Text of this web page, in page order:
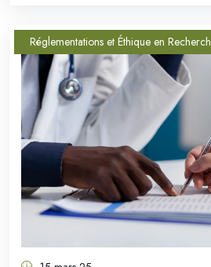
Réglementations et Éthique en